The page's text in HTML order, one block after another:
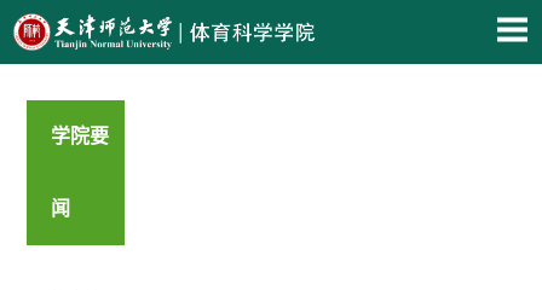
学院要
闻